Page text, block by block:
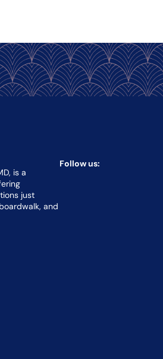
is a
just
and
Follow us: